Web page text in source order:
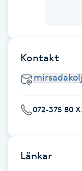
Hälsa
Idrottsmassage
IPL
Kontakt
072-375 80
Länkar